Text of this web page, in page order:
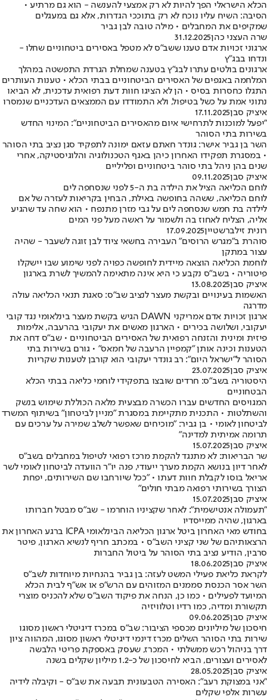
הכלא הישראלי הפך להיות לא רק אמצעי להענשה - הוא גם מרתיע •
הסיבה: השיח עליו נוכח לא רק בתוככי הגדרות, אלא גם במעגלים
שמקיפים את המחבלים • מילה טובה לבן גביר
שרה העצני כהן31.12.2025
ארגוני זכויות אדם טענו ששב"ס לא מטפל באסירים ביטחוניים שחלו -
ונדחו בבג"ץ
ארגונים בולטים עתרו לבג"ץ בטענה שמחלת הגרדת התפשטה במהלך
המלחמה באגפים של האסירים הביטחוניים בבתי הכלא • טענות העותרים
התגלו כחסרות בסיס • הן לא הציגו חוות דעת רפואית עדכנית, לא הביאו
נתוני אמת על כשל בטיפול, ולא התמודדו עם הממצאים העדכניים שנמסרו
איציק סבן17.11.2025
"יפעל למוכנות לתרחישי איום מהאסירים הביטחוניים": המינוי החדש
בשירות בתי הסוהר
השר בן גביר אישר: גונדר חאתם עזאם ימונה לתפקיד סגן נציב בתי הסוהר
• במסגרת תפקידו האחרון כיהן באגף הטכנולוגיה והלוגיסטיקה, אחרי
שנים בהן ניהל בתי סוהר ביטחוניים ופליליים
איציק סבן09.11.2025
לוחם הכליאה הציל את הילדה בת ה-5 לפני שנסחפה לים
לוחם הכליאה, ששהה בחופשה באילת, הבחין בקריאות לעזרה של אם
לילדה בת חמש שנסחפה לים על גבי מזרן מתנפח • הוא שחה עד שהגיע
אליה, הצליח לאחוז בה ולשמור על ראשה מעל פני המים
רונית זילברשטיין17.09.2025
סוהרת ב"מגרש הרוסים" העבירה בחשאי ציוד לבן זוגה לשעבר - שהיה
עצור במתקן
לוחמת הכליאה הוצאה מיידית לחופשה כפויה לפני שימוע שבו יישקלו
פיטוריה • בשב"ס נקבע כי היא אינה מתאימה להמשיך לשרת בארגון
איציק סבן13.08.2025
האשמות בעינויים ובקשת מעצר לנציב שב"ס: סאגת תנאי הכליאה עולה
מדרגה
ארגון זכויות אדם אמריקני DAWN הגיש בקשת מעצר בינלאומי נגד קובי
יעקובי, ושלושה בכירים • הארגון מאשים את יעקובי בהרעבה, אלימות
פיזית ומינית והזנחה רפואית של האסירים הביטחוניים • שב"ס דחה את
הטענות וכינה אותן "קמפיין הרעבה של חמאס" • גורם בשירות בתי
הסוהר ל"ישראל היום": רב גונדר יעקובי הוא קורבן לטענות שקריות
איציק סבן23.07.2025
היסטוריה בשב"ס: חרדים שובצו בתפקידי לוחמי כליאה בבתי הכלא
הבטחוניים
המגויסים החדשים עברו הכשרה מבצעית מלאה הכוללת שימוש בנשק
והשתלטות • התכנית מתקיימת במסגרת "מניין לביטחון" בשיתוף המשרד
לביטחון לאומי • בן גביר: "מוכיחים שאפשר לשלב שמירה על ערכים עם
תרומה אמיתית למדינה"
איציק סבן15.07.2025
שר הבריאות: לא מתנגד להקמת מרכז רפואי לטיפול במחבלים בשב"ס
לאחר דיון בנושא הקמת מערך ייעודי, פנה יו"ר הוועדה לביטחון לאומי לשר
אריאל בוסו לקבלת חוות דעתו • "ככל שיורחבו שם השירותים, יפחת
הצורך בשירותי רפואה מבתי חולים"
איציק סבן15.07.2025
"תעמולה אנטישמית": לאחר שקציניו הוחרמו - שב"ס מבטל חברותו
בארגון, שהיה ממייסדיו
בחודש מאי האחרון ביטל ארגון הכליאה הבינלאומי ICPA ברגע האחרון את
הרצאותיהם של שני קציני השב"ס • במכתב חריף לנשיא הארגון, פיטר
סרבין, הודיע נציב בתי הסוהר על ביטול החברות
איציק סבן18.06.2025
לקראת כליאת פעילי המשט לעזה: בן גביר בהנחיות מיוחדות לשב"ס
השר אסר הכנסת סממנים המזוהים עם הרש"פ או אש"ף לבית הכלא
המיועד לפעילים • כמו כן, הנחה את פיקוד השב״ס שלא להכניס מוצרי
תקשורת ומדיה, כמו רדיו וטלוויזיה
איציק סבן09.06.2025
חיסכון של מיליונים מכספי הציבור: שב"ס במכרז דיגיטלי ראשון מסוגו
שירות בתי הסוהר השלים מכרז דינמי דיגיטלי ראשון מסוגו, המהווה ציון
דרך בניהול רכש ממשלתי • המכרז, שעסק באספקת פריטי הלבשה
לאסירים ועצורים, הביא לחיסכון של כ-1.2 מיליון שקלים בשנה
איציק סבן28.05.2025
"אני במצוקת רעב": האסירה הטבעונית תבעה את שב"ס - וקיבלה לידיה
עשרות אלפי שקלים